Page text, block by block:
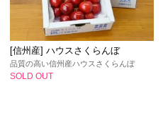
[信州産] ハウスさくらんぼ
品質の高い信州産ハウスさくらんぼ
SOLD OUT